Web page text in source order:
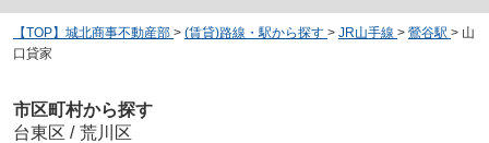
【TOP】城北商事不動産部 > (賃貸)路線・駅から探す > JR山手線 > 鶯谷駅 > 山
口貸家
市区町村から探す
台東区 / 荒川区